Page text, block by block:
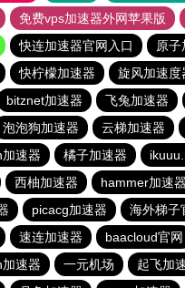
免费vps加速器外网苹果版
快连加速器官网入口
原子
快柠檬加速器 旋风加速度
bitznet加速器 飞兔加速器
泡泡狗加速器 云梯加速器
速器
橘子加速器
西柚加速器 hammer加速器
picacg加速器 海外梯子
速连加速器 baacloud官网
速器
一元机场 起飞加